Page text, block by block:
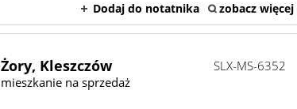
Dodaj do notatnika zobacz więcej
Żory, Kleszczów
mieszkanie na sprzedaż
SLX-MS-6352